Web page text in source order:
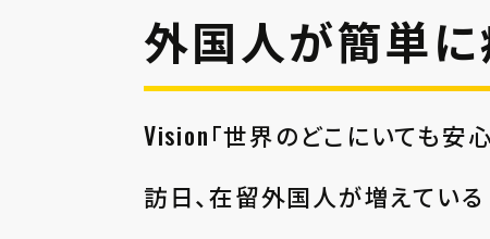
外国⼈が簡単
Vision「世界のどこにいても安
訪⽇、在留外国⼈が増えてい